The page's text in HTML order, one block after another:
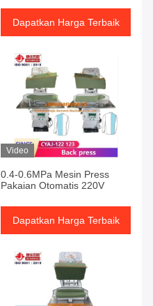
Dapatkan Harga Terbaik
Video
0.4-0.6MPa Mesin Press
Pakaian Otomatis 220V
Dapatkan Harga Terbaik